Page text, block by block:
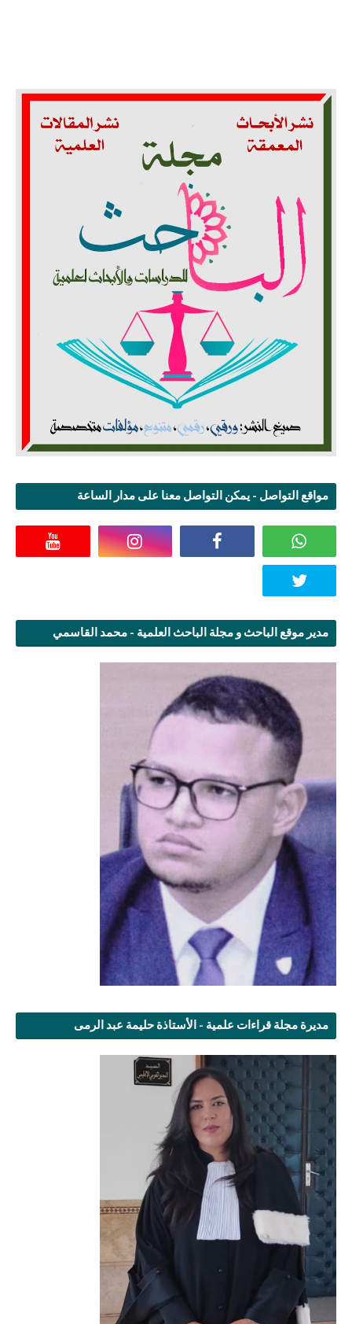
مواقع التواصل - يمكن التواصل معنا على مدار الساعة
مدير موقع الباحث و مجلة الباحث العلمية - محمد القاسمي
مديرة مجلة قراءات علمية - الأستاذة حليمة عبد الرمى